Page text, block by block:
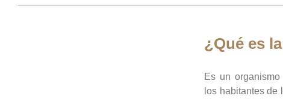
¿Qué es
Es un
los habitantes de